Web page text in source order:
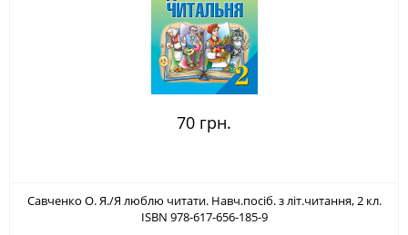
70 грн.
Савченко О. Я./Я люблю читати. Навч.посіб. з літ.читання, 2 кл.
ISBN 978-617-656-185-9